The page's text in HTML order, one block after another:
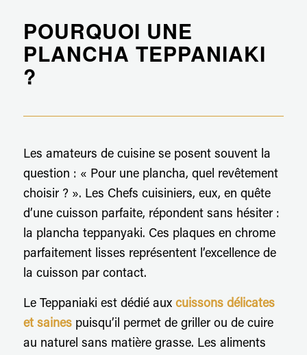
POURQUOI UNE
PLANCHA TEPPANIAKI
?
Les amateurs de cuisine se posent souvent la
question : « Pour une plancha, quel revêtement
choisir ? ». Les Chefs cuisiniers, eux, en quête
d’une cuisson parfaite, répondent sans hésiter :
la plancha teppanyaki. Ces plaques en chrome
parfaitement lisses représentent l’excellence de
la cuisson par contact.
Le Teppaniaki est dédié aux cuissons délicates
et sainespuisqu’il permet de griller ou de cuire
au naturel sans matière grasse. Les aliments